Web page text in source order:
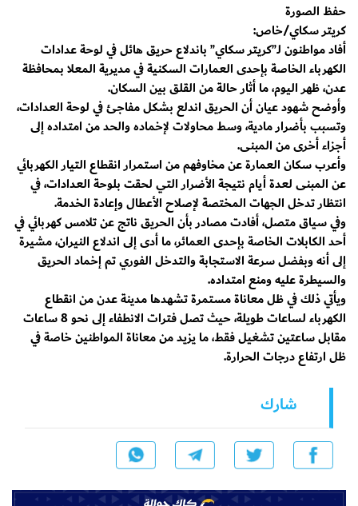
حفظ الصورة
كريتر سكاي/خاص:
أفاد مواطنون لـ”كريتر سكاي” باندلاع حريق هائل في لوحة عدادات
الكهرباء الخاصة بإحدى العمارات السكنية في مديرية المعلا بمحافظة
عدن، ظهر اليوم، ما أثار حالة من القلق بين السكان.
وأوضح شهود عيان أن الحريق اندلع بشكل مفاجئ في لوحة العدادات،
وتسبب بأضرار مادية، وسط محاولات لإخماده والحد من امتداده إلى
أجزاء أخرى من المبنى.
وأعرب سكان العمارة عن مخاوفهم من استمرار انقطاع التيار الكهربائي
عن المبنى لعدة أيام نتيجة الأضرار التي لحقت بلوحة العدادات، في
انتظار تدخل الجهات المختصة لإصلاح الأعطال وإعادة الخدمة.
وفي سياق متصل، أفادت مصادر بأن الحريق ناتج عن تلامس كهربائي في
أحد الكابلات الخاصة بإحدى العمائر، ما أدى إلى اندلاع النيران، مشيرة
إلى أنه وبفضل سرعة الاستجابة والتدخل الفوري تم إخماد الحريق
والسيطرة عليه ومنع امتداده.
ويأتي ذلك في ظل معاناة مستمرة تشهدها مدينة عدن من انقطاع
الكهرباء لساعات طويلة، حيث تصل فترات الانطفاء إلى نحو 8 ساعات
مقابل ساعتين تشغيل فقط، ما يزيد من معاناة المواطنين خاصة في
ظل ارتفاع درجات الحرارة.
شارك